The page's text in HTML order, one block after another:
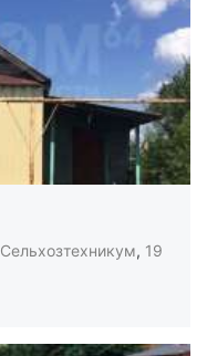
Сельхозтехникум, 19